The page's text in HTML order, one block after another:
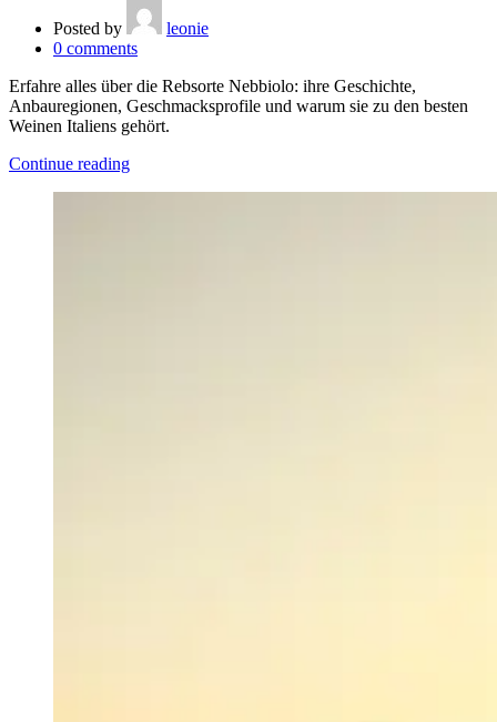
Posted by
leonie
0 comments
Erfahre alles über die Rebsorte Nebbiolo: ihre Geschichte,
Anbauregionen, Geschmacksprofile und warum sie zu den besten
Weinen Italiens gehört.
Continue reading